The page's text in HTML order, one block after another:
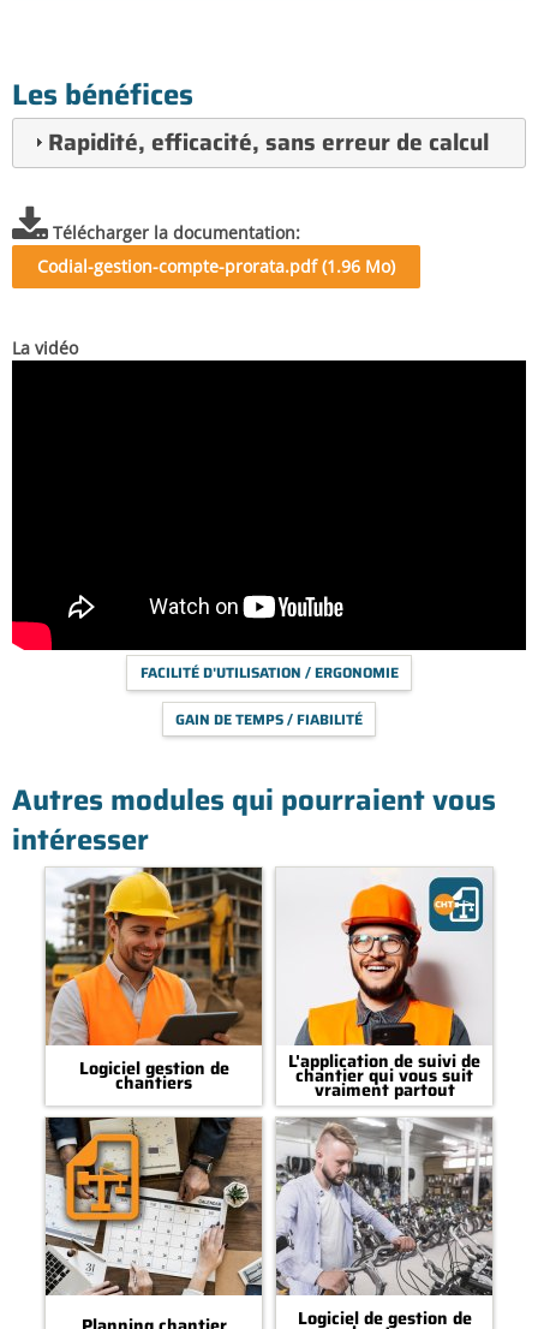
Les bénéfices
Rapidité, efficacité, sans erreur de calcul
Télécharger la documentation
Codial-gestion-compte-prorata.pdf (1.96 Mo)
La vidéo
FACILITÉ D'UTILISATION / ERGONOMIE
GAIN DE TEMPS / FIABILITÉ
Autres modules qui pourraient vous
intéresser
Logiciel gestion de
chantiers
L'application de suivi de
chantier qui vous suit
vraiment partout
Logiciel de gestion de